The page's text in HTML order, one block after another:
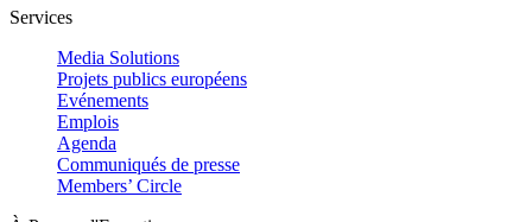
Services
Media Solutions
Projets publics européens
Evénements
Emplois
Agenda
Communiqués de presse
Members’ Circle